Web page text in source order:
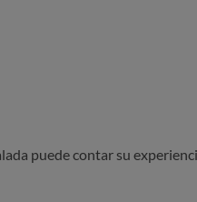
puede contar su